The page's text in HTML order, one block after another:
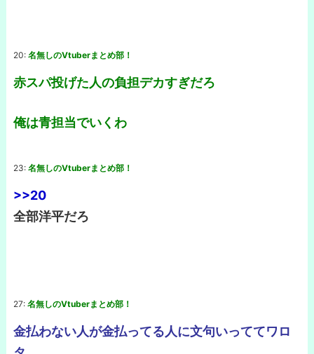
20: 名無しのVtuberまとめ部！
赤スパ投げた人の負担デカすぎだろ
俺は青担当でいくわ
23: 名無しのVtuberまとめ部！
>>20
全部洋平だろ
27: 名無しのVtuberまとめ部！
金払わない人が金払ってる人に文句いっててワロ